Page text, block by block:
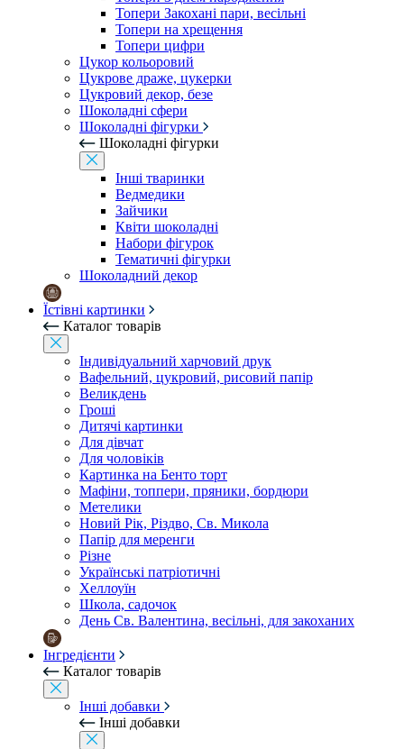
Топери Закохані пари, весільні
Топери на хрещення
Топери цифри
Цукор кольоровий
Цукрове драже, цукерки
Цукровий декор, безе
Шоколадні сфери
Шоколадні фігурки
Шоколадні фігурки
Інші тваринки
Ведмедики
Зайчики
Квіти шоколадні
Набори фігурок
Тематичні фігурки
Шоколадний декор
Їстівні картинки
Каталог товарів
Індивідуальний харчовий друк
Вафельний, цукровий, рисовий папір
Великдень
Гроші
Дитячі картинки
Для дівчат
Для чоловіків
Картинка на Бенто торт
Мафіни, топпери, пряники, бордюри
Метелики
Новий Рік, Різдво, Св. Микола
Папір для меренги
Різне
Українські патріотичні
Хеллоуїн
Школа, садочок
День Св. Валентина, весільні, для закоханих
Інгредієнти
Каталог товарів
Інші добавки
Інші добавки